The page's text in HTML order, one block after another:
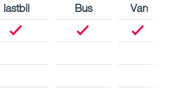
lastbil Bus
Van